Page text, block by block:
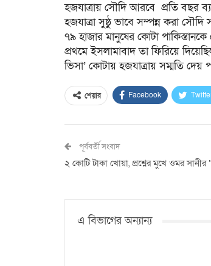
হজযাত্রায় সৌদি আরবে প্রতি বছর
হজযাত্রা সুষ্ঠু ভাবে সম্পন্ন করা
৭৯ হাজার মানুষের কোটা
প্রথমে ইসলামাবাদ তা ফিরিয়ে
ভিসা’ কোটায় হজযাত্রায় সম্মতি দেয়
শেয়ার Facebook
পূর্ববর্তী সংবাদ
২ কোটি টাকা খোয়া, প্রশ্নের মুখে ওমর সানীর
এ বিভাগের অন্যান্য